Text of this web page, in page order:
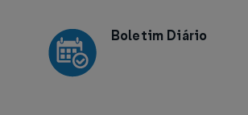
Boletim Diário